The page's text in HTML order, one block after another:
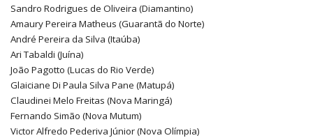
Sandro Rodrigues de Oliveira (Diamantino)
Amaury Pereira Matheus (Guarantã do Norte)
André Pereira da Silva (Itaúba)
Ari Tabaldi (Juína)
João Pagotto (Lucas do Rio Verde)
Glaiciane Di Paula Silva Pane (Matupá)
Claudinei Melo Freitas (Nova Maringá)
Fernando Simão (Nova Mutum)
Victor Alfredo Pederiva Júnior (Nova Olímpia)